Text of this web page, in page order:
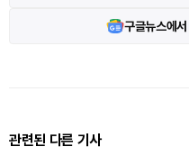
구글뉴스에서
관련된 다른 기사